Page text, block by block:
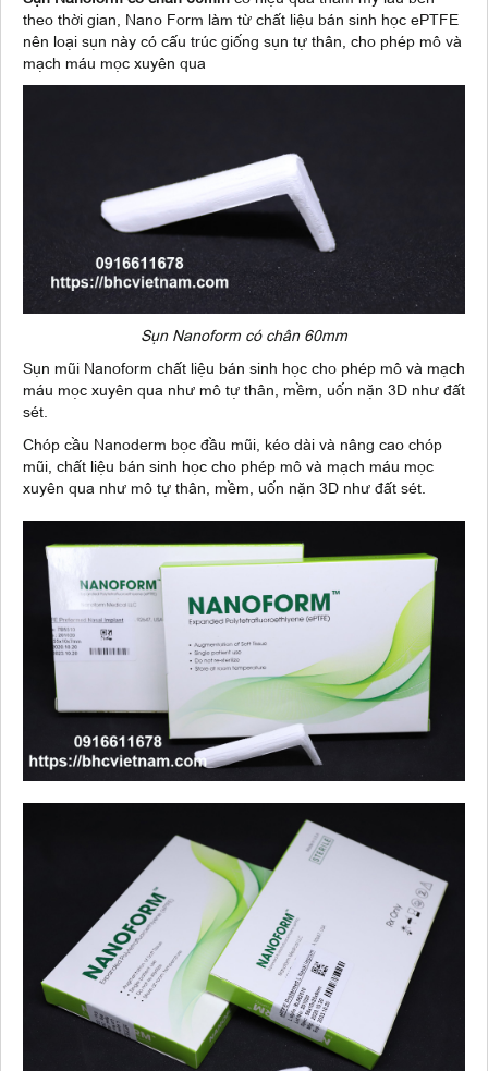
theo thời gian, Nano Form làm từ chất liệu bán sinh học ePTFE
nên loại sụn này có cấu trúc giống sụn tự thân, cho phép mô và
mạch máu mọc xuyên qua
Sụn Nanoform có chân 60mm
Sụn mũi Nanoform chất liệu bán sinh học cho phép mô và mạch
máu mọc xuyên qua như mô tự thân, mềm, uốn nặn 3D như đất
sét.
Chóp cầu Nanoderm bọc đầu mũi, kéo dài và nâng cao chóp
mũi, chất liệu bán sinh học cho phép mô và mạch máu mọc
xuyên qua như mô tự thân, mềm, uốn nặn 3D như đất sét.